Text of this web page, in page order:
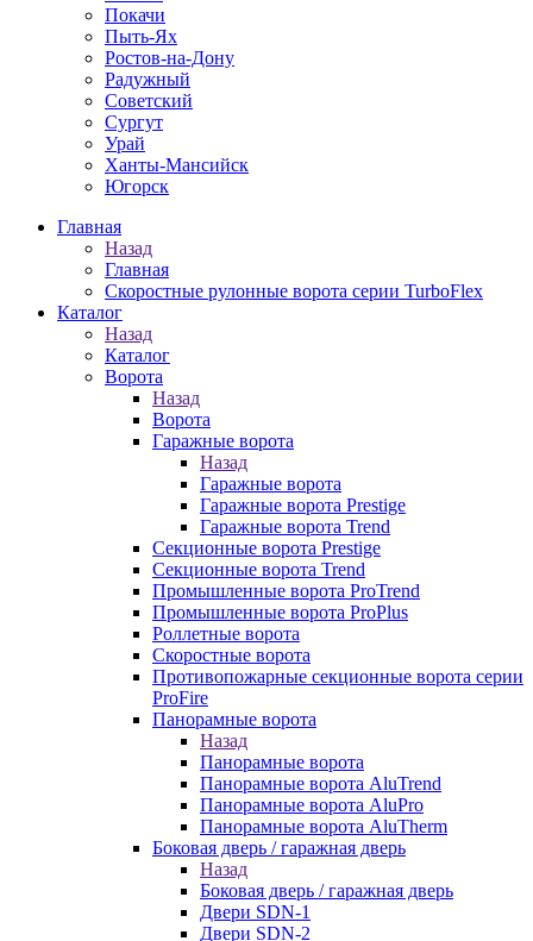
Покачи
Пыть-Ях
Рoстов-на-Дону
Радужный
Советский
Сургут
Урай
Ханты-Мансийск
Югорск
Главная
Назад
Главная
Скоростные рулонные ворота серии TurboFlex
Каталог
Назад
Каталог
Ворота
Назад
Ворота
Гаражные ворота
Назад
Гаражные ворота
Гаражные ворота Prestige
Гаражные ворота Trend
Секционные ворота Prestige
Секционные ворота Trend
Промышленные ворота ProTrend
Промышленные ворота ProPlus
Роллетные ворота
Скоростные ворота
Противопожарные секционные ворота серии
ProFire
Панорамные ворота
Назад
Панорамные ворота
Панорамные ворота AluTrend
Панорамные ворота AluPro
Панорамные ворота AluTherm
Боковая дверь / гаражная дверь
Назад
Боковая дверь / гаражная дверь
Двери SDN-1
Двери SDN-2